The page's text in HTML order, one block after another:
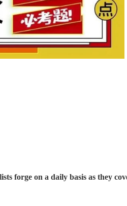
forge on a daily basis as they